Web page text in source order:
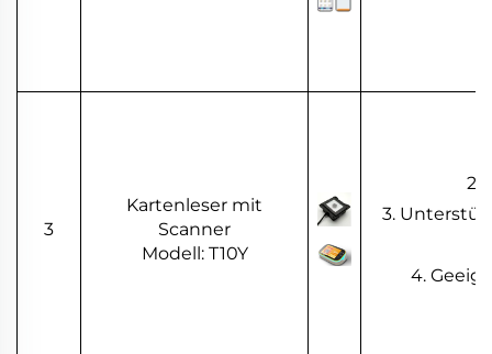
3
Kartenleser mit
Scanner
Modell: T10Y
2.
3.
4.